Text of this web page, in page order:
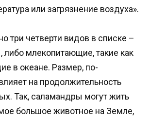
или загрязнение воздуха».
три четверти видов в списке –
либо млекопитающие, такие как
в океане. Размер, по-
на продолжительность
Так, саламандры могут жить
большое животное на Земле,